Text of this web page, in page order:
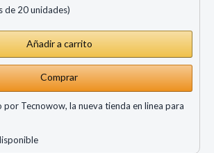
de 20 unidades)
Comprar
Tecnowow, la nueva tienda en linea para